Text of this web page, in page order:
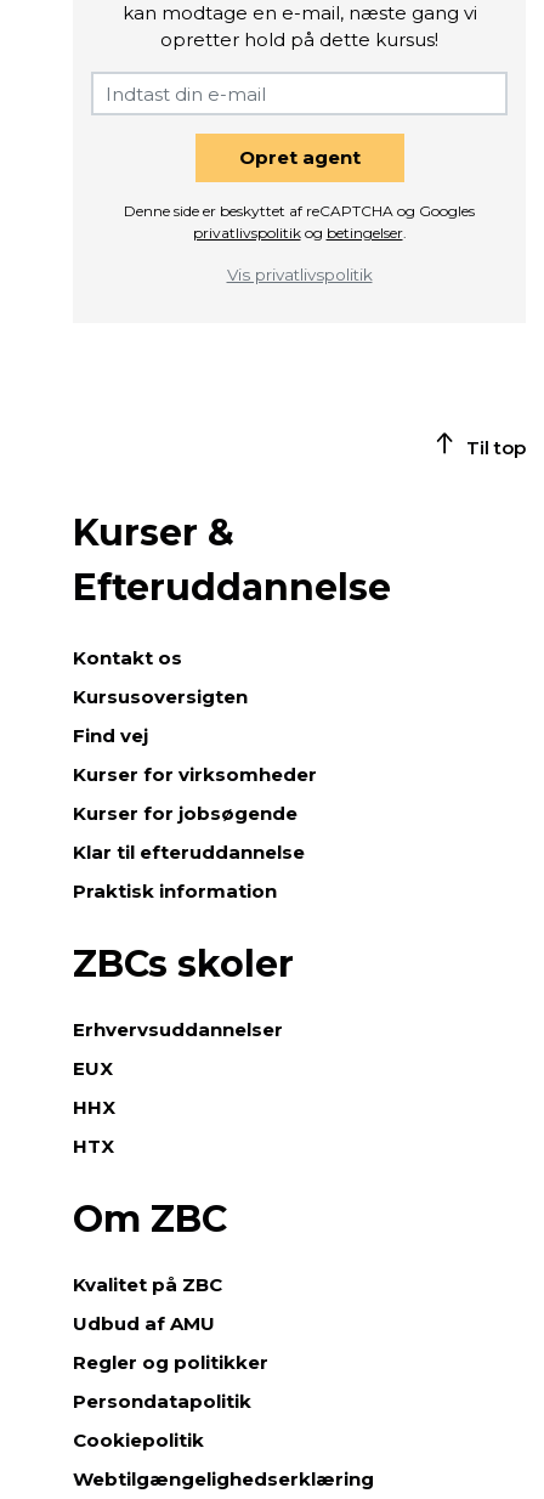
kan modtage en e-mail, næste gang vi
opretter hold på dette kursus!
Opret agent
Denne side er beskyttet af reCAPTCHA og Googles
privatlivspolitikog betingelser.
Vis privatlivspolitik
Til top
Kurser &
Efteruddannelse
Kontakt os
Kursusoversigten
Find vej
Kurser for virksomheder
Kurser for jobsøgende
Klar til efteruddannelse
Praktisk information
ZBCs skoler
Erhvervsuddannelser
EUX
HHX
HTX
Om ZBC
Kvalitet på ZBC
Udbud af AMU
Regler og politikker
Persondatapolitik
Cookiepolitik
Webtilgængelighedserklæring